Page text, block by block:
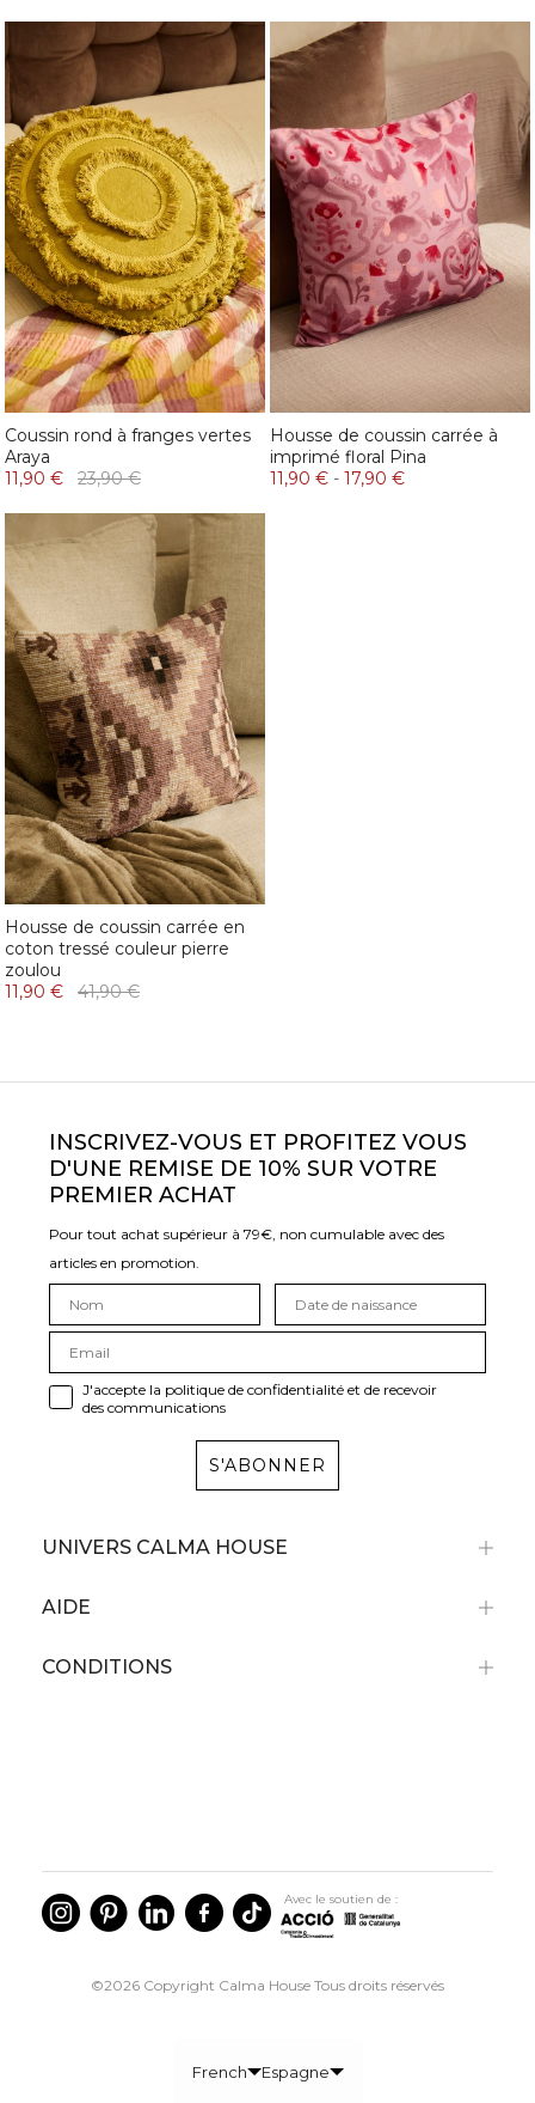
Coussin rond à franges vertes
Araya
11,90 €
23,90 €
Housse de coussin carrée à
imprimé floral Pina
11,90 € - 17,90 €
Housse de coussin carrée en
coton tressé couleur pierre
zoulou
11,90 €
41,90 €
INSCRIVEZ-VOUS ET PROFITEZ VOUS
D'UNE REMISE DE 10% SUR VOTRE
PREMIER ACHAT
Pour tout achat supérieur à 79€, non cumulable avec des
articles en promotion.
J'accepte la politique de confidentialité et de recevoir
des communications
S'ABONNER
UNIVERS CALMA HOUSE
AIDE
CONDITIONS
Avec le soutien de :
©2026 Copyright Calma House Tous droits réservés
French Espagne